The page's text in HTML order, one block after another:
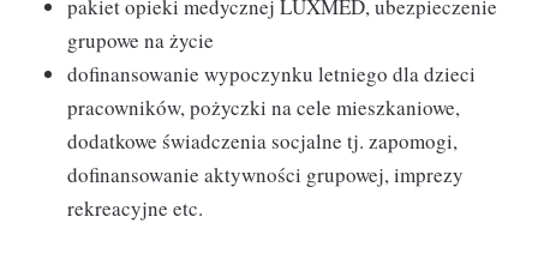
pakiet opieki medycznej LUXMED, ubezpieczenie
grupowe na życie
dofinansowanie wypoczynku letniego dla dzieci
pracowników, pożyczki na cele mieszkaniowe,
dodatkowe świadczenia socjalne tj. zapomogi,
dofinansowanie aktywności grupowej, imprezy
rekreacyjne etc.